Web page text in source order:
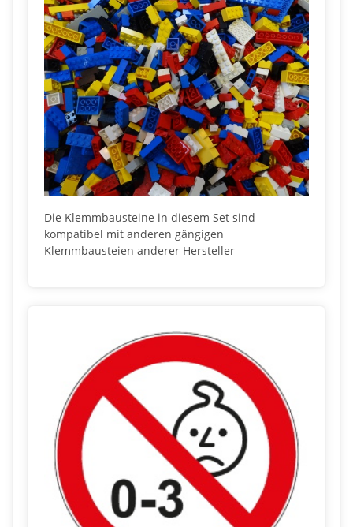
Die Klemmbausteine in diesem Set sind
kompatibel mit anderen gängigen
Klemmbausteien anderer Hersteller